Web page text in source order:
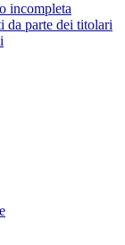
incompleta
da parte dei titolari